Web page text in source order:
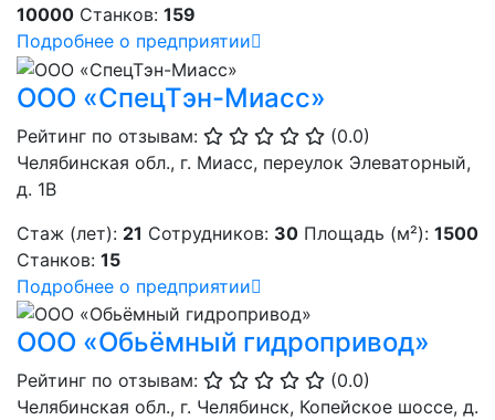
10000 Станков: 159
Подробнее о предприятии
ООО «СпецТэн-Миасс»
Рейтинг по отзывам:
(0.0)
Челябинская обл., г. Миасс, переулок Элеваторный,
д. 1В
Стаж (лет): 21 Сотрудников: 30 Площадь (м²): 1500
Станков: 15
Подробнее о предприятии
ООО «Обьёмный гидропривод»
Рейтинг по отзывам:
(0.0)
Челябинская обл., г. Челябинск, Копейское шоссе, д.